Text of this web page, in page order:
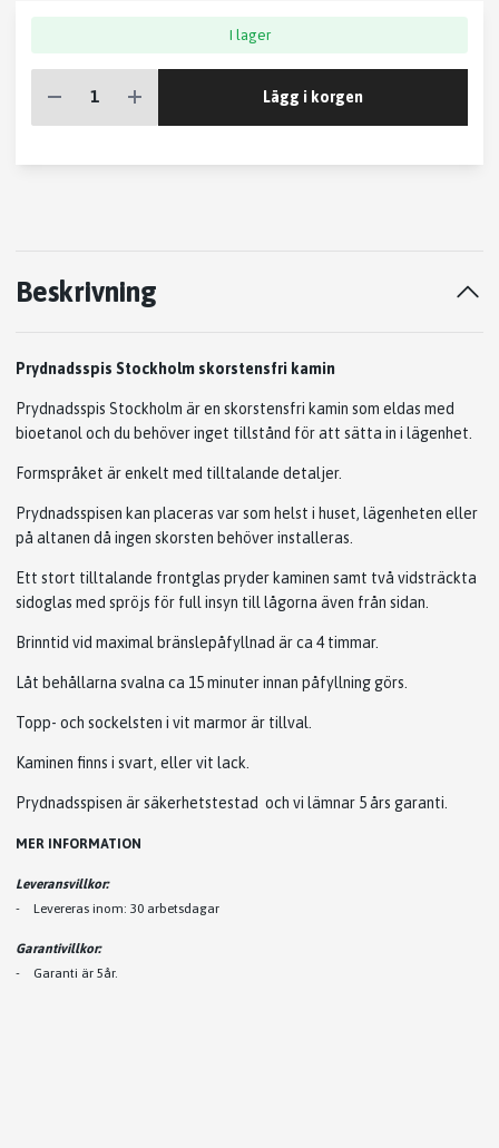
I lager
Lägg i korgen
Beskrivning
Prydnadsspis Stockholm skorstensfri kamin
Prydnadsspis Stockholm är en skorstensfri kamin som eldas med
bioetanol och du behöver inget tillstånd för att sätta in i lägenhet.
Formspråket är enkelt med tilltalande detaljer.
Prydnadsspisen kan placeras var som helst i huset, lägenheten eller
på altanen då ingen skorsten behöver installeras.
Ett stort tilltalande frontglas pryder kaminen samt två vidsträckta
sidoglas med spröjs för full insyn till lågorna även från sidan.
Brinntid vid maximal bränslepåfyllnad är ca 4 timmar.
Låt behållarna svalna ca 15 minuter innan påfyllning görs.
Topp- och sockelsten i vit marmor är tillval.
Kaminen finns i svart, eller vit lack.
Prydnadsspisen är säkerhetstestad och vi lämnar 5 års garanti.
MER INFORMATION
Leveransvillkor:
- Levereras inom: 30 arbetsdagar
Garantivillkor:
- Garanti är 5år.